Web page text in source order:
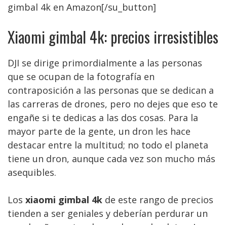
gimbal 4k en Amazon[/su_button]
Xiaomi gimbal 4k: precios irresistibles
DJI se dirige primordialmente a las personas
que se ocupan de la fotografía en
contraposición a las personas que se dedican a
las carreras de drones, pero no dejes que eso te
engañe si te dedicas a las dos cosas. Para la
mayor parte de la gente, un dron les hace
destacar entre la multitud; no todo el planeta
tiene un dron, aunque cada vez son mucho más
asequibles.
Los xiaomi gimbal 4k de este rango de precios
tienden a ser geniales y deberían perdurar un